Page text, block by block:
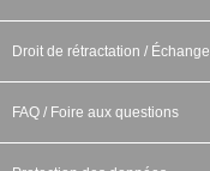
Droit de rétractation / Échange
FAQ / Foire aux questions